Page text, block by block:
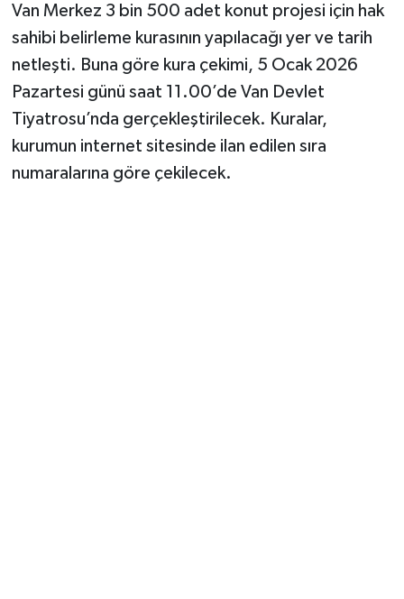
Van Merkez 3 bin 500 adet konut projesi için hak
sahibi belirleme kurasının yapılacağı yer ve tarih
netleşti. Buna göre kura çekimi, 5 Ocak 2026
Pazartesi günü saat 11.00’de Van Devlet
Tiyatrosu’nda gerçekleştirilecek. Kuralar,
kurumun internet sitesinde ilan edilen sıra
numaralarına göre çekilecek.